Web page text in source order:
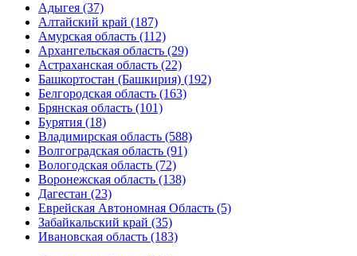
Адыгея (37)
Алтайский край (187)
Амурская область (112)
Архангельская область (29)
Астраханская область (22)
Башкортостан (Башкирия) (192)
Белгородская область (163)
Брянская область (101)
Бурятия (18)
Владимирская область (588)
Волгоградская область (91)
Вологодская область (72)
Воронежская область (138)
Дагестан (23)
Еврейская Автономная Область (5)
Забайкальский край (35)
Ивановская область (183)